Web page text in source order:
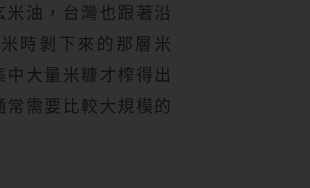
油，台灣也跟著沿
時剝下來的那層米
大量米糠才榨得出
需要比較大規模的